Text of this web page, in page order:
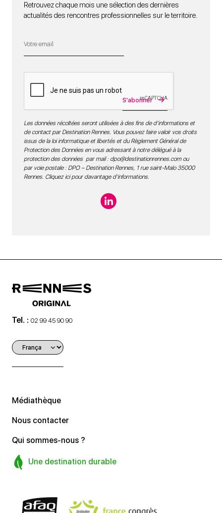
Retrouvez chaque mois une sélection des dernières
actualités des rencontres professionnelles sur le territoire.
S'abonner
Les données récoltées seront utilisées à des fins de d’informations et
de contact par Destination Rennes. Vous pouvez faire valoir vos droits
issus de la loi informatique et libertés et du Règlement Général de
Protection des Données en vous adressant à notre délégué à la
protection des données par mail : dpo@destinationrennes.comou
par voie postale : DPO – Destination Rennes, 1 rue saint-Malo 35000
Rennes. Cliquez ici pour davantage d’informations.
Tel. : 02 99 45 90 90
Médiathèque
Nous contacter
Qui sommes-nous ?
Une destination durable